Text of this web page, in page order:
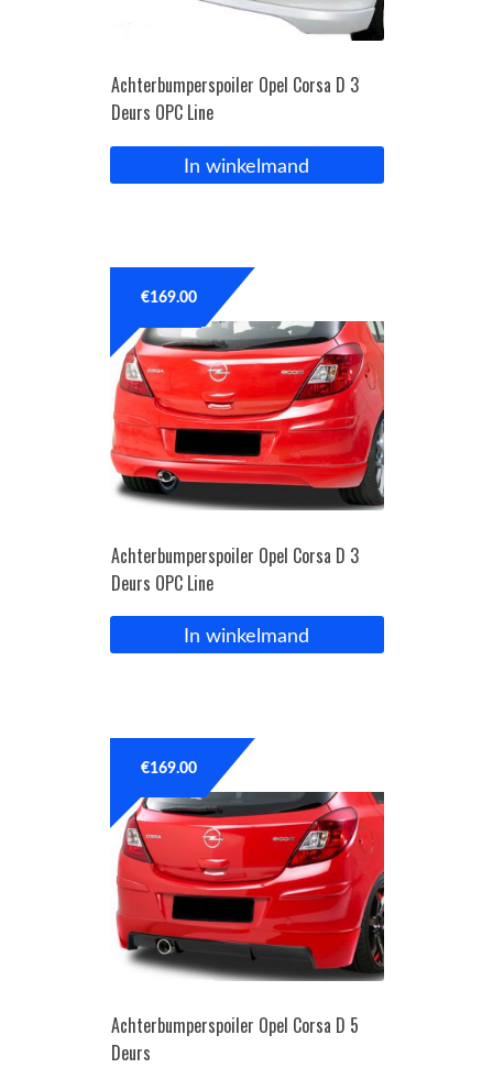
Achterbumperspoiler Opel Corsa D 3
Deurs OPC Line
In winkelmand
Achterbumperspoiler Opel Corsa D 3
Deurs OPC Line
€169.00
In winkelmand
Achterbumperspoiler Opel Corsa D 5
Deurs
€169.00